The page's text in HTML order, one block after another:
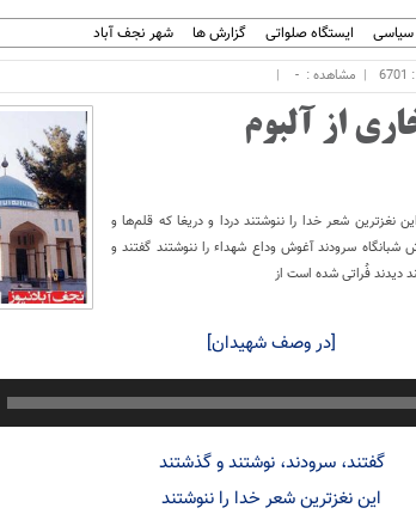
سیاسی ایستگاه صلواتی گزارش ها شهر نجف آباد
مشاهده : -
از آلبوم
شعر خدا را ننوشتند دردا و دریغا که قلم‌ها و
سرودند آغوش وداع شهداء را ننوشتند گفتند و
دیدند فُراتی شده است از
[در وصف شهیدان]
پخش‌کننده
صوت
گفتند، سرودند، نوشتند و گذشتند
این نغزترین شعر خدا را ننوشتند